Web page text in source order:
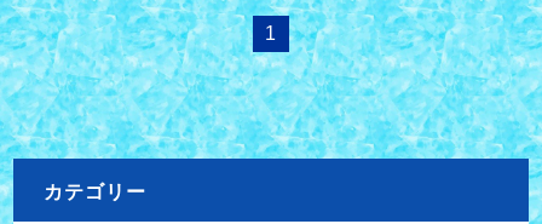
1
カテゴリー